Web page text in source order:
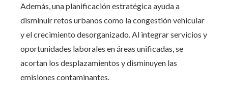
Además, una planificación estratégica ayuda a
disminuir retos urbanos como la congestión vehicular
y el crecimiento desorganizado. Al integrar servicios y
oportunidades laborales en áreas unificadas, se
acortan los desplazamientos y disminuyen las
emisiones contaminantes.